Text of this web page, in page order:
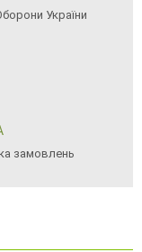
України
замовлень